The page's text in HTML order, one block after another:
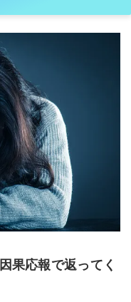
果応報で返ってく